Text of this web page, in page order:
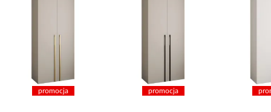
promocja promocja